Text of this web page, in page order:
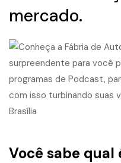
mercado.
Você sabe qual